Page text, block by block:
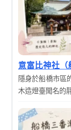
意富比神社（
隱身於船橋市區
木造燈臺聞名的